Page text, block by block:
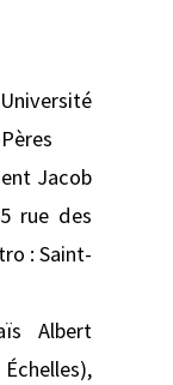
Jacob
rue des
: Saint-
Albert